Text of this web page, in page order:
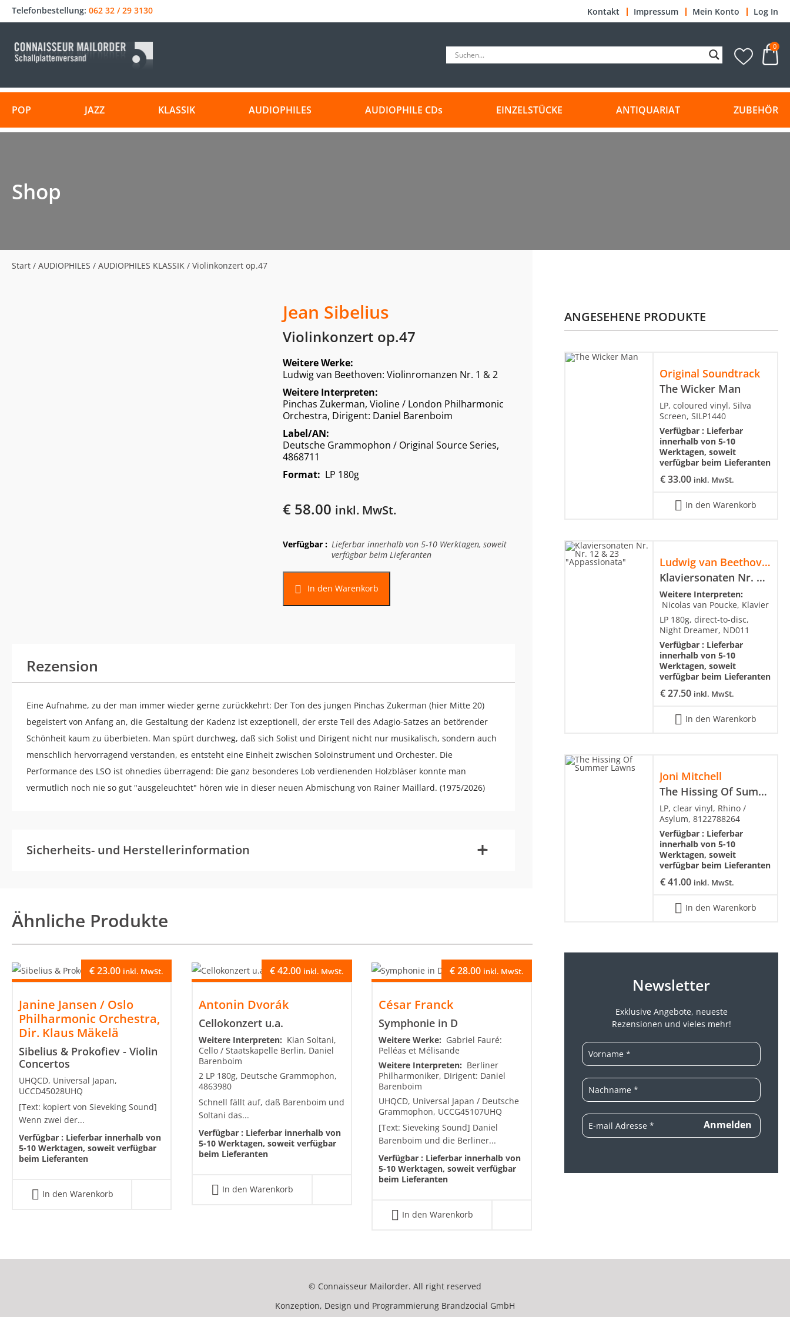
Telefonbestellung: 062 32 / 29 3130 Kontakt Impressum Mein Konto Log In
0
POP JAZZ KLASSIK AUDIOPHILES AUDIOPHILE CDs EINZELSTÜCKE ANTIQUARIAT ZUBEHÖR
Shop
Start / AUDIOPHILES / AUDIOPHILES KLASSIK / Violinkonzert op.47
Jean Sibelius
Violinkonzert op.47
Weitere Werke:
Ludwig van Beethoven: Violinromanzen Nr. 1 & 2
Weitere Interpreten:
Pinchas Zukerman, Violine / London Philharmonic
Orchestra, Dirigent: Daniel Barenboim
Label/AN:
Deutsche Grammophon / Original Source Series,
4868711
Format: LP 180g
€58.00 inkl. MwSt.
Verfügbar : Lieferbar innerhalb von 5-10 Werktagen, soweit
verfügbar beim Lieferanten
In den Warenkorb
Rezension
Eine Aufnahme, zu der man immer wieder gerne zurückkehrt: Der Ton des jungen Pinchas Zukerman (hier Mitte 20)
begeistert von Anfang an, die Gestaltung der Kadenz ist exzeptionell, der erste Teil des Adagio-Satzes an betörender
Schönheit kaum zu überbieten. Man spürt durchweg, daß sich Solist und Dirigent nicht nur musikalisch, sondern auch
menschlich hervorragend verstanden, es entsteht eine Einheit zwischen Soloinstrument und Orchester. Die
Performance des LSO ist ohnedies überragend: Die ganz besonderes Lob verdienenden Holzbläser konnte man
vermutlich noch nie so gut "ausgeleuchtet" hören wie in dieser neuen Abmischung von Rainer Maillard. (1975/2026)
Sicherheits- und Herstellerinformation +
-
Ähnliche Produkte
Janine Jansen / Oslo
Philharmonic Orchestra,
Dir. Klaus Mäkelä
Sibelius & Prokofiev - Violin
Concertos
€23.00 inkl. MwSt.
UHQCD, Universal Japan,
UCCD45028UHQ
[Text: kopiert von Sieveking Sound]
Wenn zwei der...
Verfügbar : Lieferbar innerhalb von
5-10 Werktagen, soweit verfügbar
beim Lieferanten
In den Warenkorb
Antonin Dvorák
Cellokonzert u.a.
€42.00 inkl. MwSt.
Weitere Interpreten: Kian Soltani,
Cello / Staatskapelle Berlin, Daniel
Barenboim
2 LP 180g, Deutsche Grammophon,
4863980
Schnell fällt auf, daß Barenboim und
Soltani das...
Verfügbar : Lieferbar innerhalb von
5-10 Werktagen, soweit verfügbar
beim Lieferanten
In den Warenkorb
César Franck
Symphonie in D
€28.00 inkl. MwSt.
Weitere Werke: Gabriel Fauré:
Pelléas et Mélisande
Weitere Interpreten: Berliner
Philharmoniker, DIrigent: Daniel
Barenboim
UHQCD, Universal Japan / Deutsche
Grammophon, UCCG45107UHQ
[Text: Sieveking Sound] Daniel
Barenboim und die Berliner...
Verfügbar : Lieferbar innerhalb von
5-10 Werktagen, soweit verfügbar
beim Lieferanten
In den Warenkorb
ANGESEHENE PRODUKTE
Original Soundtrack
The Wicker Man
€33.00 inkl. MwSt.
LP, coloured vinyl, Silva
Screen, SILP1440
Verfügbar : Lieferbar
innerhalb von 5-10
Werktagen, soweit
verfügbar beim Lieferanten
In den Warenkorb
Ludwig van Beethoven
Klaviersonaten Nr. Nr. 12 & 23 "Appassionata"
€27.50 inkl. MwSt.
Weitere Interpreten:
Nicolas van Poucke, Klavier
LP 180g, direct-to-disc,
Night Dreamer, ND011
Verfügbar : Lieferbar
innerhalb von 5-10
Werktagen, soweit
verfügbar beim Lieferanten
In den Warenkorb
Joni Mitchell
The Hissing Of Summer Lawns
€41.00 inkl. MwSt.
LP, clear vinyl, Rhino /
Asylum, 8122788264
Verfügbar : Lieferbar
innerhalb von 5-10
Werktagen, soweit
verfügbar beim Lieferanten
In den Warenkorb
Newsletter
Exklusive Angebote, neueste
Rezensionen und vieles mehr!
© Connaisseur Mailorder. All right reserved
Konzeption, Design und Programmierung Brandzocial GmbH